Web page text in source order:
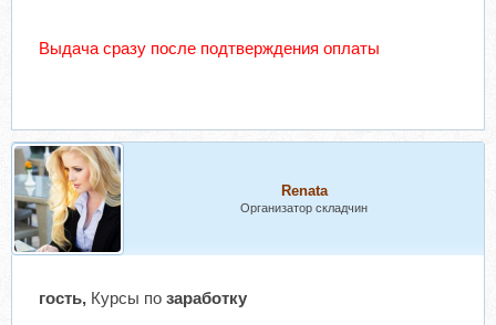
Выдача сразу после подтверждения оплаты
Renata
Организатор складчин
гость, Курсы по заработку